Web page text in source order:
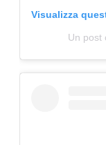
Visualizza
Un post